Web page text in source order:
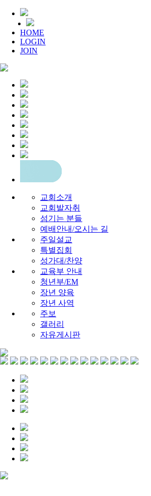
HOME
LOGIN
JOIN
교회소개
교회발자취
섬기는 분들
예배안내/오시는 길
주일설교
특별집회
성가대/찬양
교육부 안내
청년부/EM
장년 양육
장년 사역
주보
갤러리
자유게시판